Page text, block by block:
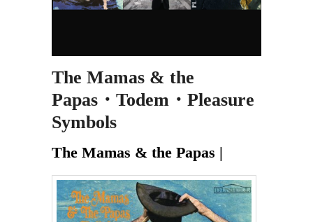
The Mamas & the
Papas・Todem・Pleasure
Symbols
The Mamas & the Papas |